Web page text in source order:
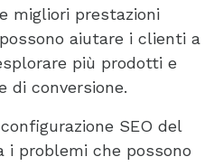
migliori prestazioni
aiutare i clienti a
più prodotti e
di conversione.
SEO del
i problemi che possono